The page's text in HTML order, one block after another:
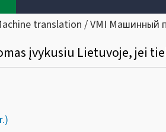
translation / VMI Машинный
įvykusiu Lietuvoje, jei